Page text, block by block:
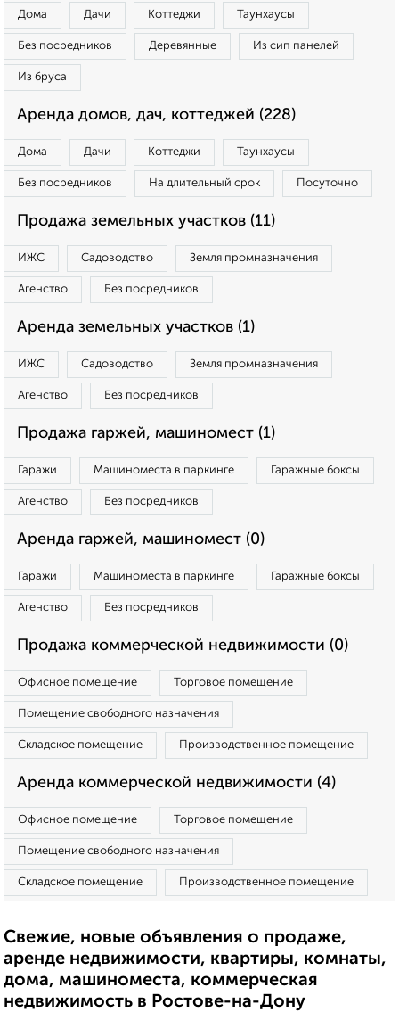
Дома Дачи Коттеджи Таунхаусы
Без посредников Деревянные Из сип панелей
Из бруса
Аренда домов, дач, коттеджей (228)
Дома Дачи Коттеджи Таунхаусы
Без посредников На длительный срок Посуточно
Продажа земельных участков (11)
ИЖС Садоводство Земля промназначения
Агенство Без посредников
Аренда земельных участков (1)
ИЖС Садоводство Земля промназначения
Агенство Без посредников
Продажа гаржей, машиномест (1)
Гаражи Машиноместа в паркинге Гаражные боксы
Агенство Без посредников
Аренда гаржей, машиномест (0)
Гаражи Машиноместа в паркинге Гаражные боксы
Агенство Без посредников
Продажа коммерческой недвижимости (0)
Офисное помещение Торговое помещение
Помещение свободного назначения
Складское помещение Производственное помещение
Аренда коммерческой недвижимости (4)
Офисное помещение Торговое помещение
Помещение свободного назначения
Складское помещение Производственное помещение
Свежие, новые объявления о продаже,
аренде недвижимости, квартиры, комнаты,
дома, машиноместа, коммерческая
недвижимость в Ростове-на-Дону